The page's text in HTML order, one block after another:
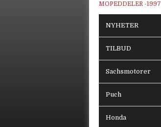
MOPEDDELER -1997
NYHETER
TILBUD
Sachsmotorer
Puch
Honda